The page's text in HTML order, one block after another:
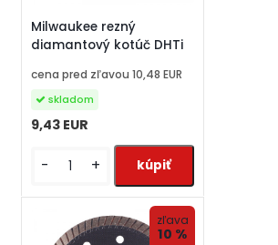
Milwaukee rezný
diamantový kotúč DHTi
cena pred zľavou 10,48 EUR
9,43 EUR
skladom
- +
zľava
10 %